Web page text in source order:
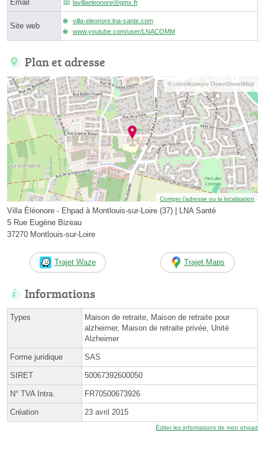
Email lavillaeleonoreⓐgmx.fr
Site web
villa-eleonore.lna-sante.com
www.youtube.com/user/LNACOMM
Plan et adresse
© contributeurs OpenStreetMap
Corriger l’adresse ou la localisation
Villa Éléonore - Ehpad à Montlouis-sur-Loire (37) | LNA Santé
5 Rue Eugène Bizeau
37270 Montlouis-sur-Loire
Trajet Waze Trajet Maps
Informations
Types
Maison de retraite, Maison de retraite pour
alzheimer, Maison de retraite privée, Unité
Alzheimer
Forme juridique SAS
SIRET 50067392600050
N° TVA Intra. FR70500673926
Création 23 avril 2015
Éditer les informations de mon ehpad